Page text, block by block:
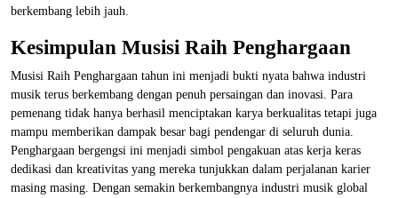
berkembang lebih jauh.
Kesimpulan Musisi Raih Penghargaan
Musisi Raih Penghargaan tahun ini menjadi bukti nyata bahwa industri
musik terus berkembang dengan penuh persaingan dan inovasi. Para
pemenang tidak hanya berhasil menciptakan karya berkualitas tetapi juga
mampu memberikan dampak besar bagi pendengar di seluruh dunia.
Penghargaan bergengsi ini menjadi simbol pengakuan atas kerja keras
dedikasi dan kreativitas yang mereka tunjukkan dalam perjalanan karier
masing masing. Dengan semakin berkembangnya industri musik global